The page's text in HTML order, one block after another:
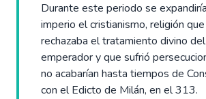
Durante este periodo se
imperio el cristianismo, religión que
rechazaba el tratamiento divino del
emperador y que sufrió
no acabarían hasta tiempos de
con el Edicto de Milán, en el 313.